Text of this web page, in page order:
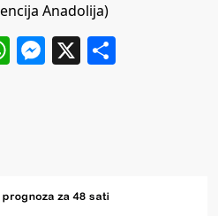
Anadolija)
WhatsApp
Messenger
X